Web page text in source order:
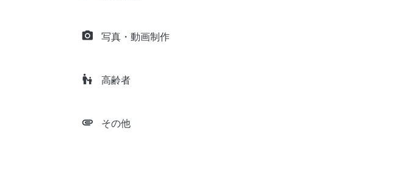
camera_alt 写真・動画制作
escalator_warning 高齢者
attachment その他